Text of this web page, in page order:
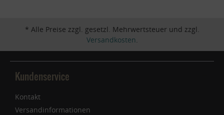
* Alle Preise zzgl. gesetzl. Mehrwertsteuer und zzgl.
Versandkosten.
Kundenservice
Kontakt
Versandinformationen